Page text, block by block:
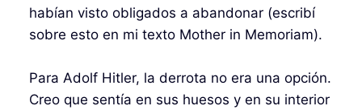
habían visto obligados a abandonar (escribí
sobre esto en mi texto Mother in Memoriam).
Para Adolf Hitler, la derrota no era una opción.
Creo que sentía en sus huesos y en su interior